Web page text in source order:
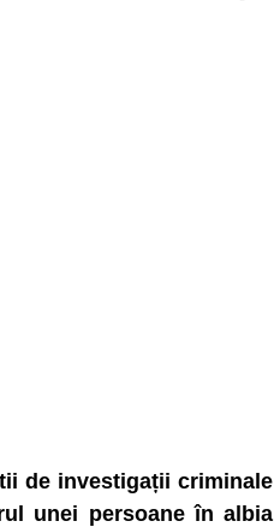
de investigații criminale
unei persoane în albia